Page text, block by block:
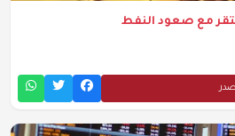
مع صعود النفط